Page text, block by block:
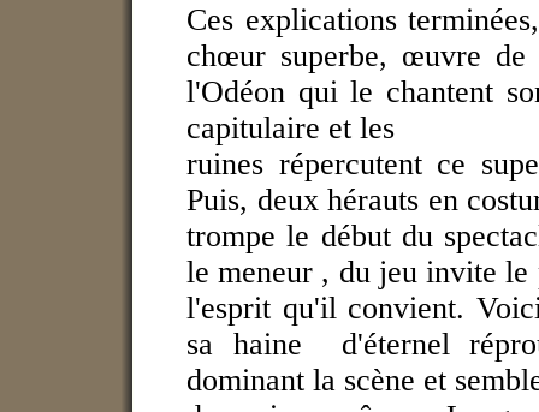
Ces explications
chœur superbe, œuvre de
l'Odéon qui le chantent
capitulaire et les
ruines répercutent ce
Puis, deux hérauts en
trompe le début du
le meneur , du jeu invite le
l'esprit qu'il convient.
sa haine d'éternel
dominant la scène et